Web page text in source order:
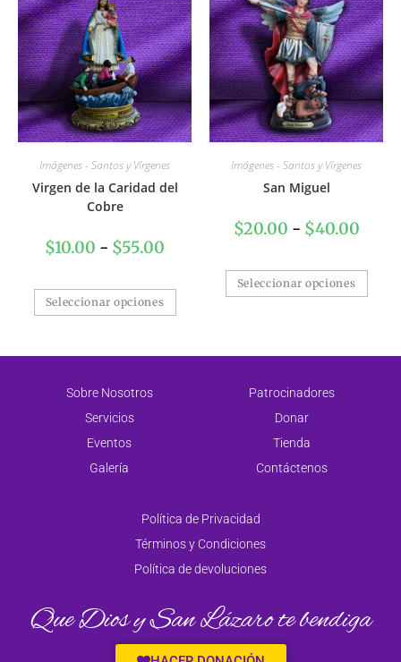
Imágenes - Santos y Vírgenes
Virgen de la Caridad del
Cobre
$10.00 - $55.00
Seleccionar opciones
Imágenes - Santos y Vírgenes
San Miguel
$20.00 - $40.00
Seleccionar opciones
Sobre Nosotros
Servicios
Eventos
Galería
Patrocinadores
Donar
Tienda
Contáctenos
Política de Privacidad
Términos y Condiciones
Política de devoluciones
Que Dios y San Lázaro te bendiga